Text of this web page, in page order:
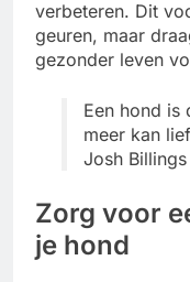
verbeteren. Dit
geuren, maar
gezonder leven
Een hond is
meer kan
Josh Billings
Zorg voor
je hond